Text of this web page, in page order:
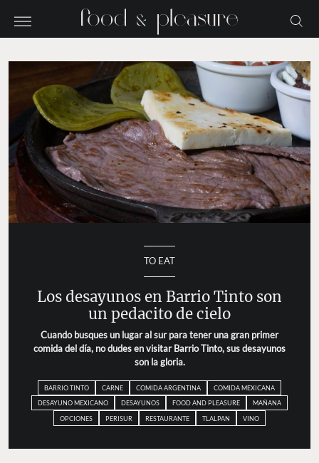
TO EAT
Los desayunos en Barrio Tinto son
un pedacito de cielo
Cuando busques un lugar al sur para tener una gran primer
comida del día, no dudes en visitar Barrio Tinto, sus desayunos
son la gloria.
BARRIO TINTO CARNE COMIDA ARGENTINA
COMIDA MEXICANA
DESAYUNO MEXICANO
DESAYUNOS FOOD AND PLEASURE
MAÑANA
OPCIONES
PERISUR RESTAURANTE TLALPAN VINO